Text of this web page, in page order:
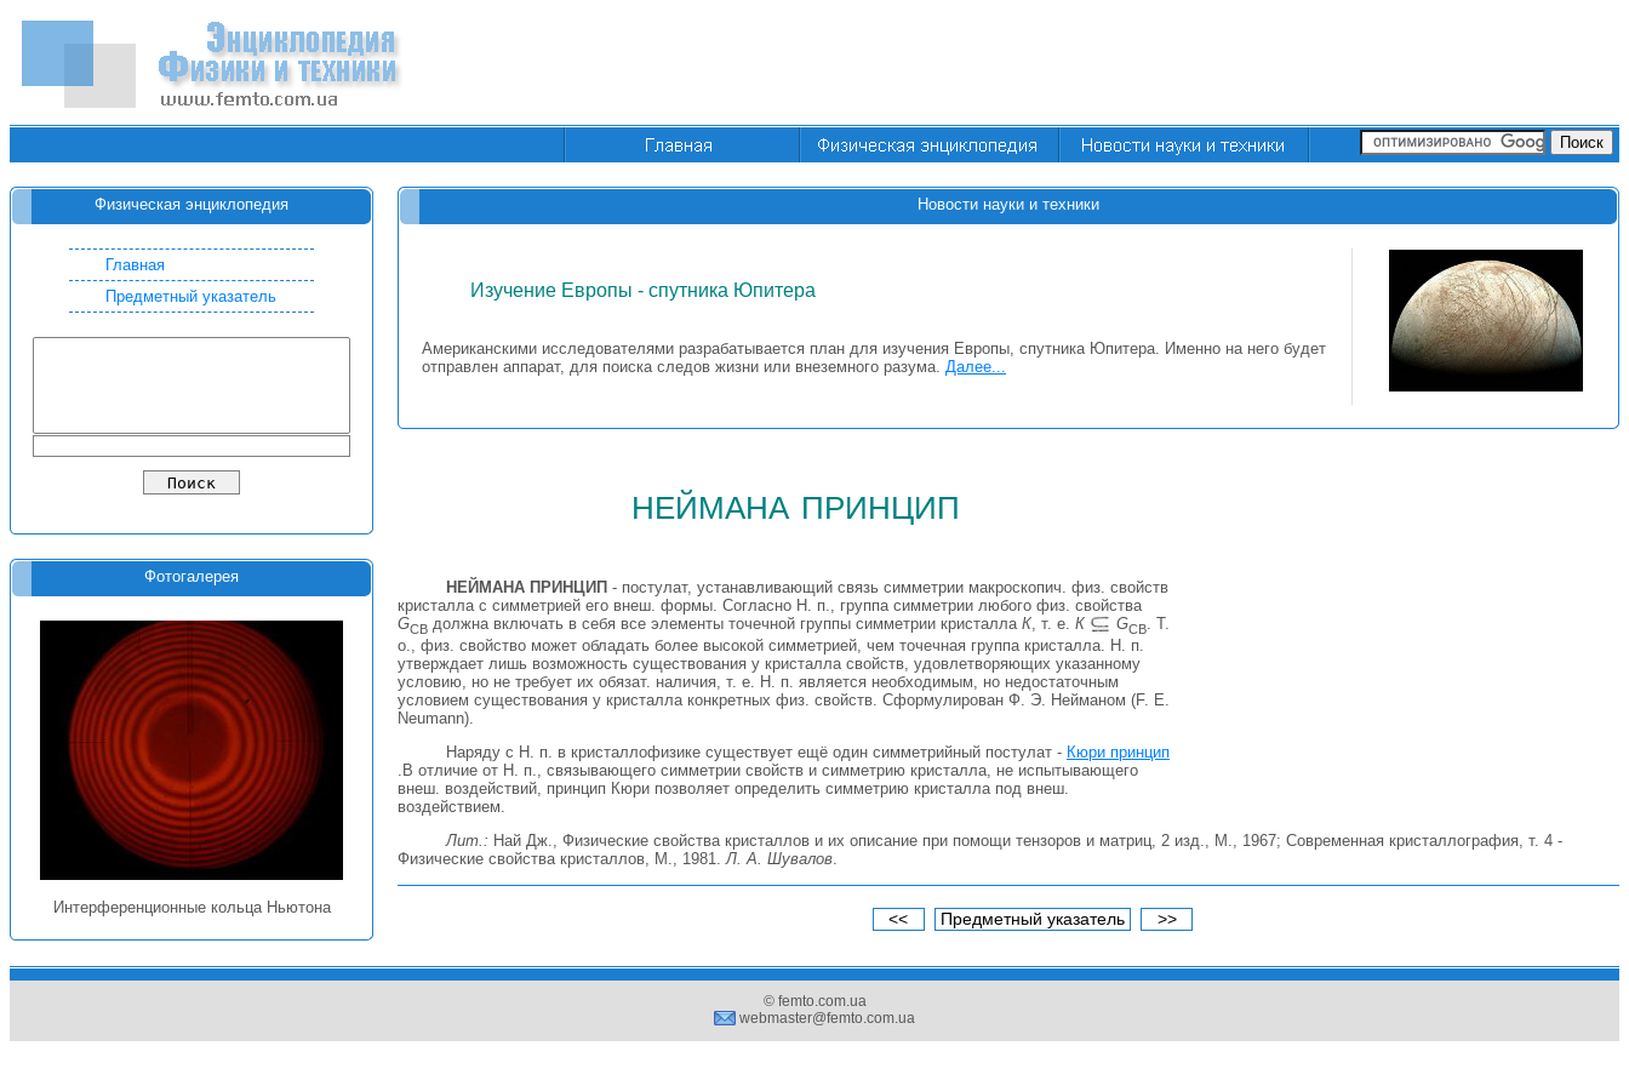
Физическая энциклопедия
Главная
Предметный указатель
Фотогалерея
Интерференционные кольца Ньютона
Новости науки и техники
Изучение Европы - спутника Юпитера
Американскими исследователями разрабатывается план для изучения Европы, спутника Юпитера. Именно на него будет
отправлен аппарат, для поиска следов жизни или внеземного разума. Далее...
неймана принцип
НЕЙМАНА ПРИНЦИП - постулат, устанавливающий связь симметрии макроскопич. физ. свойств
кристалла с симметрией его внеш. формы. Согласно H. п., группа симметрии любого физ. свойства
GCB должна включать в себя все элементы точечной группы симметрии кристалла К, т. е. К GCB. T.
о., физ. свойство может обладать более высокой симметрией, чем точечная группа кристалла. H. п.
утверждает лишь возможность существования у кристалла свойств, удовлетворяющих указанному
условию, но не требует их обязат. наличия, т. е. H. п. является необходимым, но недостаточным
условием существования у кристалла конкретных физ. свойств. Сформулирован Ф. Э. Нейманом (F. E.
Neumann).
Наряду с H. п. в кристаллофизике существует ещё один симметрийный постулат - Кюри принцип
.В отличие от H. п., связывающего симметрии свойств и симметрию кристалла, не испытывающего
внеш. воздействий, принцип Кюри позволяет определить симметрию кристалла под внеш.
воздействием.
Лит.: Hай Дж., Физические свойства кристаллов и их описание при помощи тензоров и матриц, 2 изд., M., 1967; Современная кристаллография, т. 4 -
Физические свойства кристаллов, M., 1981.Л. А. Шувалов.
<< Предметный указатель >>
© femto.com.ua
webmaster@femto.com.ua